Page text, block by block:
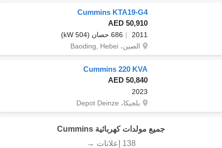
Cummins KTA19-G4
AED 50,910
2011
686 حصان (504 kW)
الصين، Baoding, Hebei
Cummins 220 KVA
AED 50,840
2023
بلجيكا، Depot Deinze
جميع مولدات كهربائية Cummins
138 إعلانات →